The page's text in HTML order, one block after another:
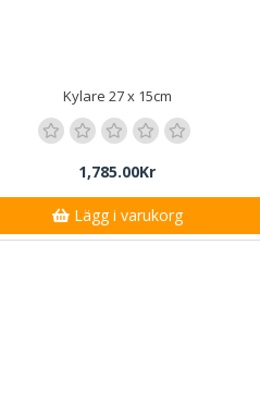
Kylare 27 x 15cm
1,785.00Kr
Lägg i varukorg